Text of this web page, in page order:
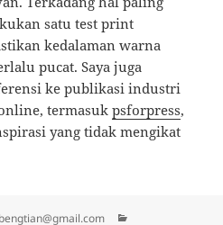
satu test print
kedalaman warna
pucat. Saya juga
ke publikasi industri
termasukpsforpress,
yang tidak mengikat